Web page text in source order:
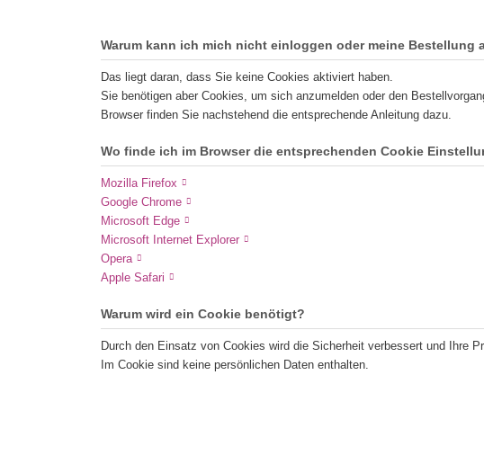
Warum kann ich mich nicht einloggen oder meine Bestellung
Das liegt daran, dass Sie keine Cookies aktiviert haben.
Sie benötigen aber Cookies, um sich anzumelden oder den
Browser finden Sie nachstehend die entsprechende Anleitung dazu.
Wo finde ich im Browser die entsprechenden Cookie
Mozilla Firefox
Google Chrome
Microsoft Edge
Microsoft Internet Explorer
Opera
Apple Safari
Warum wird ein Cookie benötigt?
Durch den Einsatz von Cookies wird die Sicherheit verbessert und Ihre
Im Cookie sind keine persönlichen Daten enthalten.